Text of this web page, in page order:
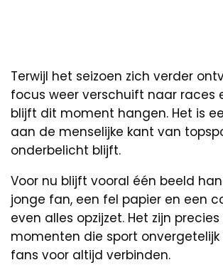
Terwijl het seizoen zich verder
focus weer verschuift naar races
blijft dit moment hangen. Het is
aan de menselijke kant van
onderbelicht blijft.
Voor nu blijft vooral één beeld
jonge fan, een fel papier en een
even alles opzijzet. Het zijn
momenten die sport onvergetelijk
fans voor altijd verbinden.